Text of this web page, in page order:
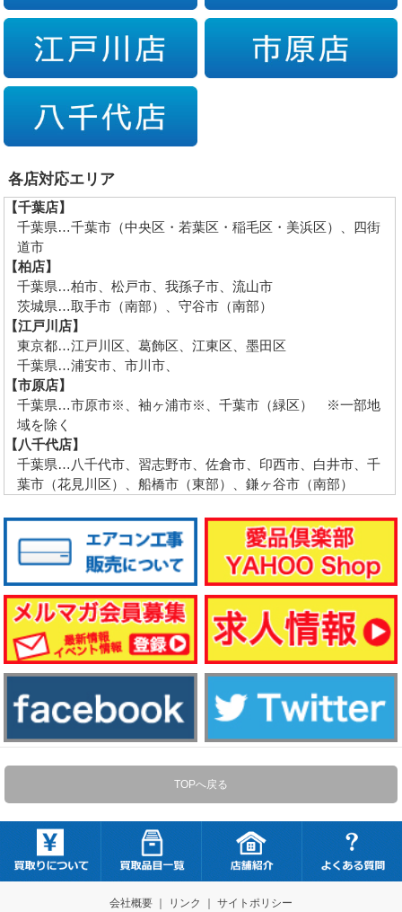
各店対応エリア
【千葉店】
千葉県…千葉市（中央区・若葉区・稲毛区・美浜区）、四街
道市
【柏店】
千葉県…柏市、松戸市、我孫子市、流山市
茨城県…取手市（南部）、守谷市（南部）
【江戸川店】
東京都…江戸川区、葛飾区、江東区、墨田区
千葉県…浦安市、市川市、
【市原店】
千葉県…市原市※、袖ヶ浦市※、千葉市（緑区） ※一部地
域を除く
【八千代店】
千葉県…八千代市、習志野市、佐倉市、印西市、白井市、千
葉市（花見川区）、船橋市（東部）、鎌ヶ谷市（南部）
TOPへ戻る
会社概要｜ リンク サイトポリシー